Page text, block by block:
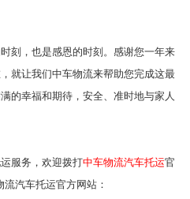
刻，也是感恩的时刻。感谢您一年来
就让我们中车物流来帮助您完成这最
的幸福和期待，安全、准时地与家人
服务，欢迎拨打中车物流汽车托运官
汽车托运官方网站：